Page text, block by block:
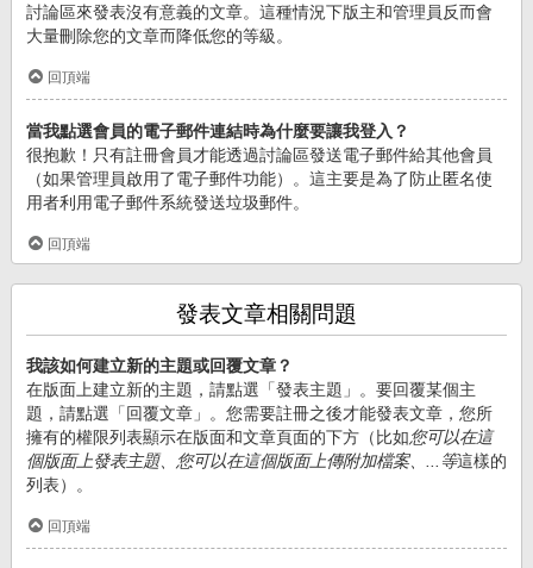
討論區來發表沒有意義的文章。這種情況下版主和管理員反而會
大量刪除您的文章而降低您的等級。
回頂端
當我點選會員的電子郵件連結時為什麼要讓我登入？
很抱歉！只有註冊會員才能透過討論區發送電子郵件給其他會員
（如果管理員啟用了電子郵件功能）。這主要是為了防止匿名使
用者利用電子郵件系統發送垃圾郵件。
回頂端
發表文章相關問題
我該如何建立新的主題或回覆文章？
在版面上建立新的主題，請點選「發表主題」。要回覆某個主
題，請點選「回覆文章」。您需要註冊之後才能發表文章，您所
擁有的權限列表顯示在版面和文章頁面的下方（比如您可以在這
個版面上發表主題、您可以在這個版面上傳附加檔案、...等這樣的
列表）。
回頂端